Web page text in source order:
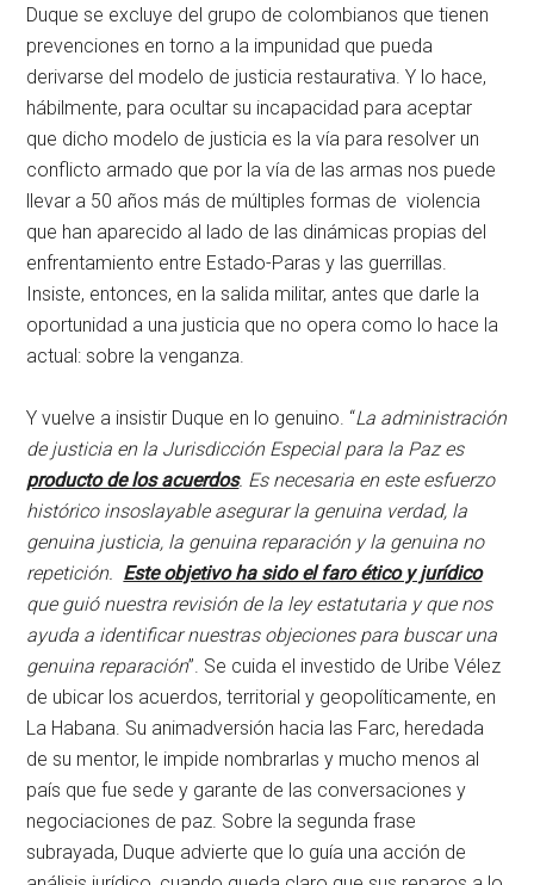
Duque se excluye del grupo de colombianos que tienen
prevenciones en torno a la impunidad que pueda
derivarse del modelo de justicia restaurativa. Y lo hace,
hábilmente, para ocultar su incapacidad para aceptar
que dicho modelo de justicia es la vía para resolver un
conflicto armado que por la vía de las armas nos puede
llevar a 50 años más de múltiples formas de violencia
que han aparecido al lado de las dinámicas propias del
enfrentamiento entre Estado-Paras y las guerrillas.
Insiste, entonces, en la salida militar, antes que darle la
oportunidad a una justicia que no opera como lo hace la
actual: sobre la venganza.
Y vuelve a insistir Duque en lo genuino. “La administración
de justicia en la Jurisdicción Especial para la Paz es
producto de los acuerdos. Es necesaria en este esfuerzo
histórico insoslayable asegurar la genuina verdad, la
genuina justicia, la genuina reparación y la genuina no
repetición. Este objetivo ha sido el faro ético y jurídico
que guió nuestra revisión de la ley estatutaria y que nos
ayuda a identificar nuestras objeciones para buscar una
genuina reparación”. Se cuida el investido de Uribe Vélez
de ubicar los acuerdos, territorial y geopolíticamente, en
La Habana. Su animadversión hacia las Farc, heredada
de su mentor, le impide nombrarlas y mucho menos al
país que fue sede y garante de las conversaciones y
negociaciones de paz. Sobre la segunda frase
subrayada, Duque advierte que lo guía una acción de